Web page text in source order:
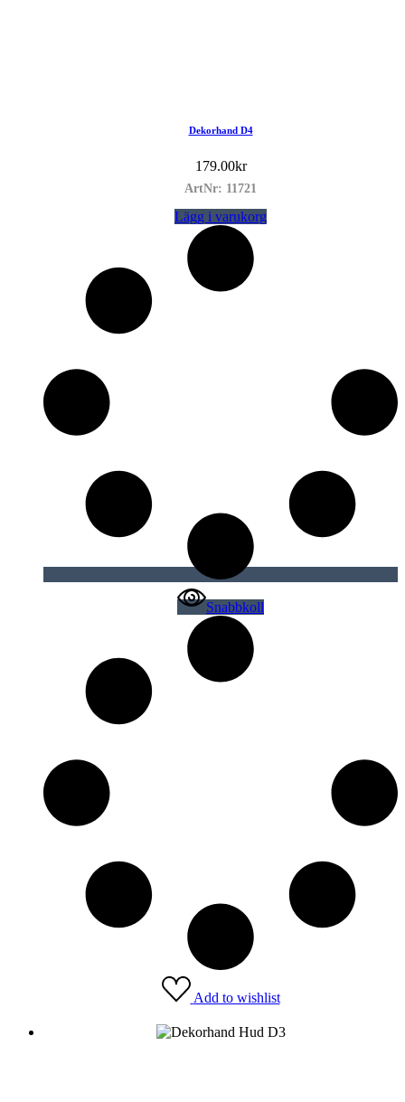
Dekorhand D4
179.00kr
ArtNr: 11721
Lägg i varukorg
Snabbkoll
Add to wishlist